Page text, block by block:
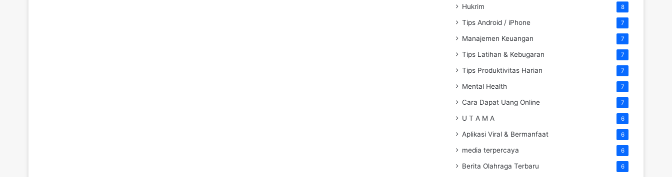
Hukrim 8
Tips Android / iPhone 7
Manajemen Keuangan 7
Tips Latihan & Kebugaran 7
Tips Produktivitas Harian 7
Mental Health 7
Cara Dapat Uang Online 7
U T A M A 6
Aplikasi Viral & Bermanfaat 6
media terpercaya 6
Berita Olahraga Terbaru 6